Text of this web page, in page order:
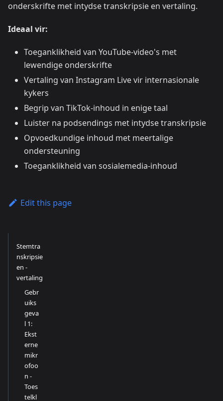
onderskrifte met intydse transkripsie en vertaling.
Ideaal vir:
Toeganklikheid van YouTube-video's met
lewendige onderskrifte
Vertaling van Instagram Live vir internasionale
kykers
Begrip van TikTok-inhoud in enige taal
Luister na podsendings met intydse transkripsie
Opvoedkundige inhoud met meertalige
ondersteuning
Toeganklikheid van sosialemedia-inhoud
Edit this page
Stemtra
nskripsie
en -
vertaling
Gebr
uiks
geva
l 1:
Ekst
erne
mikr
ofoo
n -
Toes
telkl